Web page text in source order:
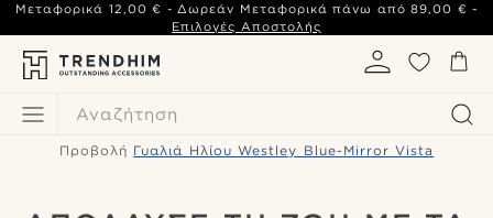
Αναζήτηση
Μεταφορικά 12,00 € - Δωρεάν Μεταφορικά πάνω από 89,00 € -
Επιλογές Αποστολής
Προβολή Γυαλιά Ηλίου Westley Blue-Mirror Vista